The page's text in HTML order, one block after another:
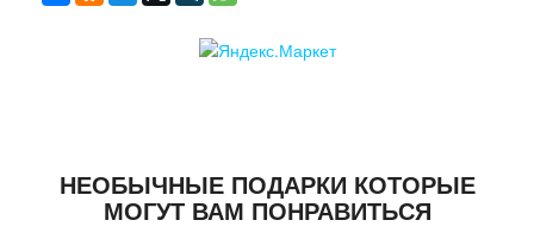
НЕОБЫЧНЫЕ ПОДАРКИ КОТОРЫЕ
МОГУТ ВАМ ПОНРАВИТЬСЯ